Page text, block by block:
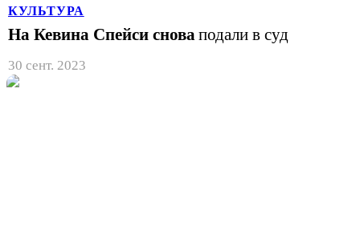
КУЛЬТУРА
На Кевина Спейси снова подали в суд
30 сент. 2023